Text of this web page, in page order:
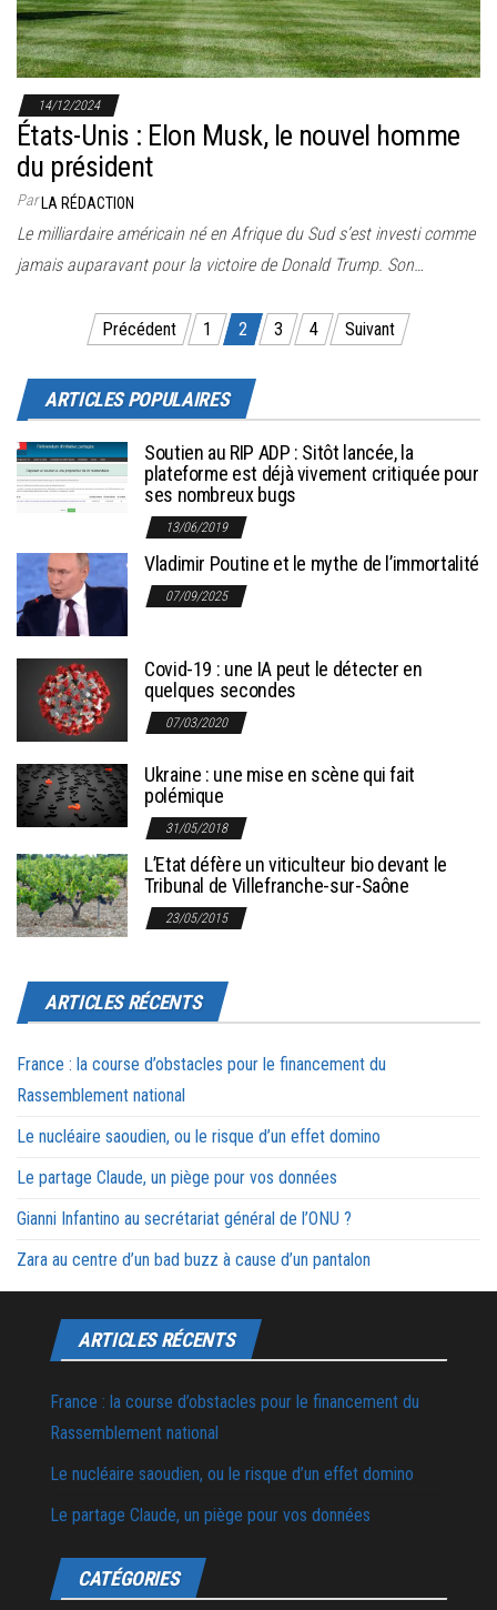
14/12/2024
États-Unis : Elon Musk, le nouvel homme
du président
ParLA RÉDACTION
Le milliardaire américain né en Afrique du Sud s’est investi comme
jamais auparavant pour la victoire de Donald Trump. Son…
Pagination des publications
Précédent 1 2 3 4 Suivant
ARTICLES POPULAIRES
Soutien au RIP ADP : Sitôt lancée, la
plateforme est déjà vivement critiquée pour
ses nombreux bugs
13/06/2019
Vladimir Poutine et le mythe de l’immortalité
07/09/2025
Covid-19 : une IA peut le détecter en
quelques secondes
07/03/2020
Ukraine : une mise en scène qui fait
polémique
31/05/2018
L’Etat défère un viticulteur bio devant le
Tribunal de Villefranche-sur-Saône
23/05/2015
ARTICLES RÉCENTS
France : la course d’obstacles pour le financement du
Rassemblement national
Le nucléaire saoudien, ou le risque d’un effet domino
Le partage Claude, un piège pour vos données
Gianni Infantino au secrétariat général de l’ONU ?
Zara au centre d’un bad buzz à cause d’un pantalon
ARTICLES RÉCENTS
France : la course d’obstacles pour le financement du
Rassemblement national
Le nucléaire saoudien, ou le risque d’un effet domino
Le partage Claude, un piège pour vos données
CATÉGORIES